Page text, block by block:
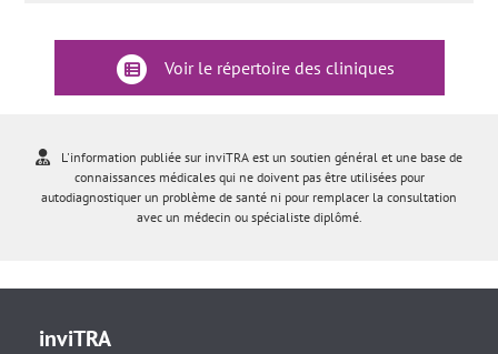
Voir le répertoire des cliniques
L'information publiée sur inviTRA est un soutien général et une base de
connaissances médicales qui ne doivent pas être utilisées pour
autodiagnostiquer un problème de santé ni pour remplacer la consultation
avec un médecin ou spécialiste diplômé.
inviTRA